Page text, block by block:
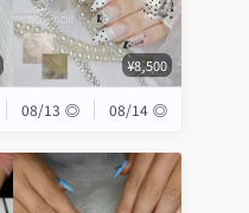
¥8,500
08/13 ◎ 08/14 ◎